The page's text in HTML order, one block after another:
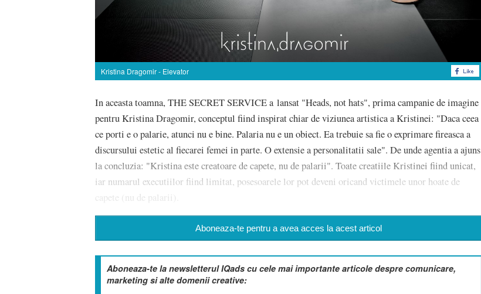
Kristina Dragomir - Elevator
In aceasta toamna, THE SECRET SERVICE a lansat "Heads, not hats", prima campanie de imagine
pentru Kristina Dragomir, conceptul fiind inspirat chiar de viziunea artistica a Kristinei: "Daca ceea
ce porti e o palarie, atunci nu e bine. Palaria nu e un obiect. Ea trebuie sa fie o exprimare fireasca a
discursului estetic al fiecarei femei in parte. O extensie a personalitatii sale". De unde agentia a ajuns
la concluzia: "Kristina este creatoare de capete, nu de palarii". Toate creatiile Kristinei fiind unicat,
iar numarul executiilor fiind limitat, posesoarele lor pot deveni oricand victimele unor hoate de
capete (nu de palarii).
Aboneaza-te pentru a avea acces la acest articol
Aboneaza-te la newsletterul IQads cu cele mai importante articole despre comunicare,
marketing si alte domenii creative: